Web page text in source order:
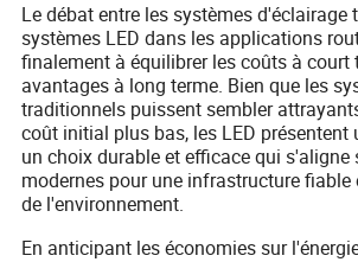
Le débat entre les systèmes d'éclairage
systèmes LED dans les applications
finalement à équilibrer les coûts à court
avantages à long terme. Bien que les
traditionnels puissent sembler
coût initial plus bas, les LED présentent
un choix durable et efficace qui s'aligne
modernes pour une infrastructure fiable
de l'environnement.
En anticipant les économies sur